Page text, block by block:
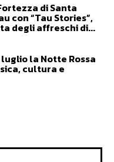
di Santa
con “Tau Stories”,
degli affreschi di...
la Notte Rossa
cultura e